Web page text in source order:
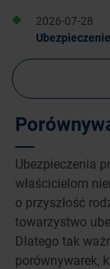
2026-07-28
Ubezpieczenia
właścicielom
o przyszłość
towarzystwo
Dlatego tak
porównywarek,